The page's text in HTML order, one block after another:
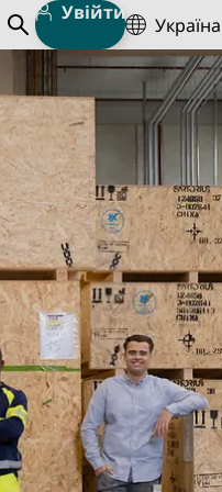
Open Search
Увійти
Україна